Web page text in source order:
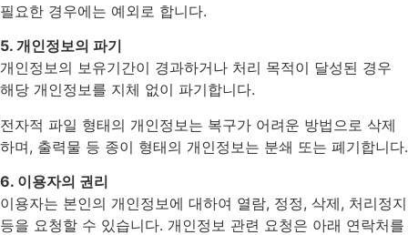
필요한 경우에는 예외로 합니다.
5. 개인정보의 파기
개인정보의 보유기간이 경과하거나 처리 목적이 달성된 경우
해당 개인정보를 지체 없이 파기합니다.
전자적 파일 형태의 개인정보는 복구가 어려운 방법으로 삭제
하며, 출력물 등 종이 형태의 개인정보는 분쇄 또는 폐기합니다.
6. 이용자의 권리
이용자는 본인의 개인정보에 대하여 열람, 정정, 삭제, 처리정지
등을 요청할 수 있습니다. 개인정보 관련 요청은 아래 연락처를